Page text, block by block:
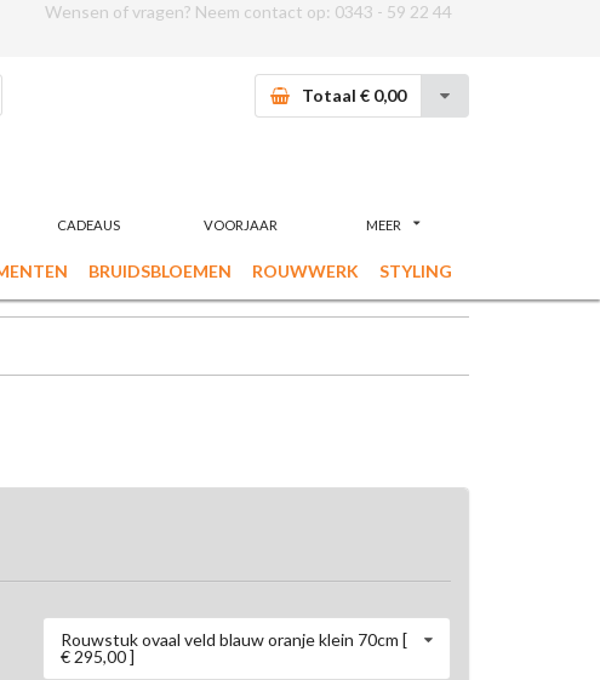
Wensen of vragen? Neem contact op: 0343 - 59 22 44
Totaal € 0,00
CADEAUS VOORJAAR MEER
BRUIDSBLOEMEN ROUWWERK STYLING
Rouwstuk ovaal veld blauw oranje klein 70cm [
€ 295,00 ]